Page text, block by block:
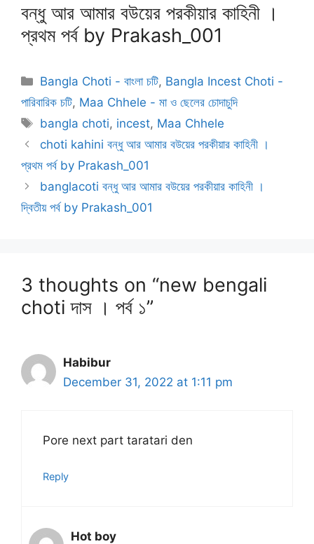
বন্ধু আর আমার বউয়ের পরকীয়ার কাহিনী ।
প্রথম পর্ব by Prakash_001
Categories
Bangla Choti - বাংলা চটি, Bangla Incest Choti -
পারিবারিক চটি, Maa Chhele - মা ও ছেলের চোদাচুদি
Tags
bangla choti, incest, Maa Chhele
choti kahini বন্ধু আর আমার বউয়ের পরকীয়ার কাহিনী ।
প্রথম পর্ব by Prakash_001
banglacoti বন্ধু আর আমার বউয়ের পরকীয়ার কাহিনী ।
দ্বিতীয় পর্ব by Prakash_001
3 thoughts on “new bengali
choti দাস । পর্ব ১”
Habibur
December 31, 2022 at 1:11 pm
Pore next part taratari den
Reply
Hot boy